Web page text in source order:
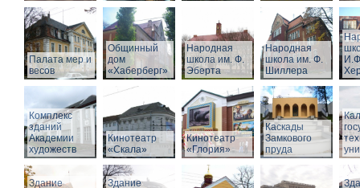
Палата мер и
весов
Общинный
дом
«Хаберберг»
Народная
школа им. Ф.
Эберта
Народная
школа им. Ф.
Шиллера
Комплекс
зданий
Академии
художеств
Кинотеатр
«Скала»
Кинотеатр
«Глория»
Каскады
Замкового
пруда
Здание
Здание